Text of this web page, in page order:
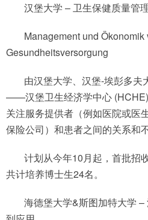
汉堡大学 – 卫生保健质量管
Management und
Gesundheitsversorgung
由汉堡大学、汉堡-埃彭多夫
——汉堡卫生经济学中心
关注服务提供者（例如医院或医
保险公司）和患者之间的关系和
计划从今年10月起，首批招
共计培养博士生24名。
海德堡大学&斯图加特大学